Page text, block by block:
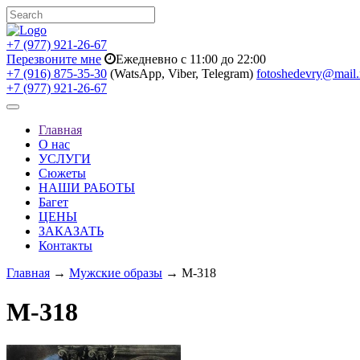
+7 (977) 921-26-67
Перезвоните мне
Ежедневно с 11:00 до 22:00
+7 (916) 875-35-30 (WatsApp, Viber, Telegram)
+7 (977) 921-26-67
Toggle
navigationГлавная
О нас
УСЛУГИ
Сюжеты
НАШИ РАБОТЫ
Багет
ЦЕНЫ
ЗАКАЗАТЬ
Контакты
Главная → Мужские образы → M-318
M-318